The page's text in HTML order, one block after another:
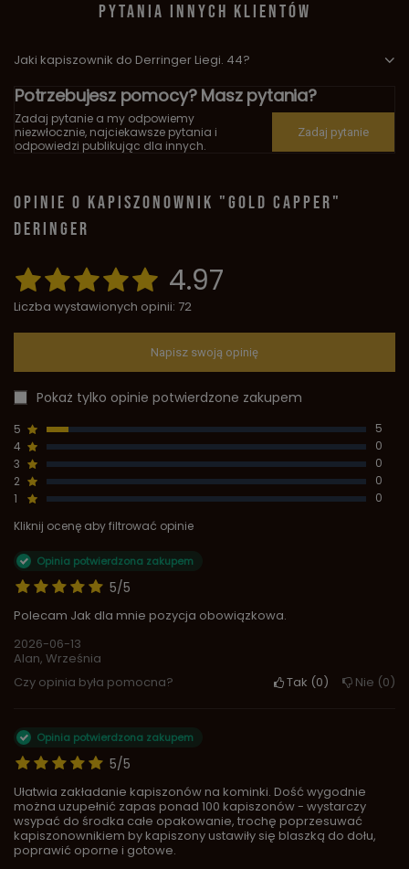
PYTANIA INNYCH KLIENTÓW
Jaki kapiszownik do Derringer Liegi. 44?
Potrzebujesz pomocy? Masz pytania?
Zadaj pytanie a my odpowiemy
niezwłocznie, najciekawsze pytania i
odpowiedzi publikując dla innych.
Zadaj pytanie
OPINIE O KAPISZONOWNIK "GOLD CAPPER"
DERINGER
4.97
Liczba wystawionych opinii: 72
Napisz swoją opinię
Pokaż tylko opinie potwierdzone zakupem
5
5
4
0
3
0
2
0
1
0
Kliknij ocenę aby filtrować opinie
5/5
Opinia potwierdzona zakupem
Polecam Jak dla mnie pozycja obowiązkowa.
2026-06-13
Alan, Września
Czy opinia była pomocna?
Tak 0 Nie 0
5/5
Opinia potwierdzona zakupem
Ułatwia zakładanie kapiszonów na kominki. Dość wygodnie
można uzupełnić zapas ponad 100 kapiszonów - wystarczy
wsypać do środka całe opakowanie, trochę poprzesuwać
kapiszonownikiem by kapiszony ustawiły się blaszką do dołu,
poprawić oporne i gotowe.